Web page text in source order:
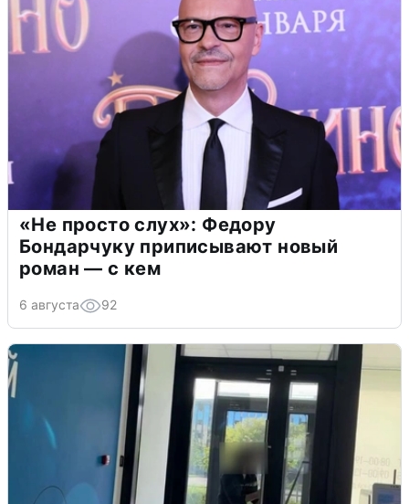
«Не просто слух»: Федору
Бондарчуку приписывают новый
роман — с кем
6 августа 92